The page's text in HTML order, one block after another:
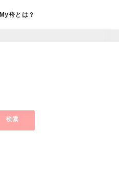
My袴とは？
検索